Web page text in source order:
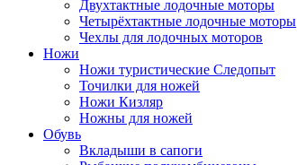
Двухтактные лодочные моторы
Четырёхтактные лодочные моторы
Чехлы для лодочных моторов
Ножи
Ножи туристические Следопыт
Точилки для ножей
Ножи Кизляр
Ножны для ножей
Обувь
Вкладыши в сапоги